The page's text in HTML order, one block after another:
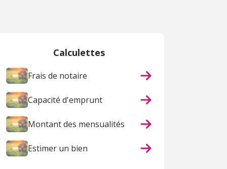
Calculettes
Frais de notaire
Capacité d'emprunt
Montant des mensualités
Estimer un bien